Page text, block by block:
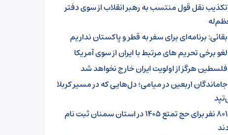
تکذیب نقل قول منتسب به رهبر انقلاب از سوی دفتر
بقائی: برنامه‌ای برای سفر به قطر و پاکستان نداریم
لغو برخی تحریم های مرتبط با ایران از سوی آمریکا
فلسطین هرگز از اولویت ایران خارج نخواهد شد
جاماندگان اربعین در میامی؛ دل‌هایی که در مسیر کربلا
۸۰۱ نفر برای حج تمتع ۱۴۰۵ در استان سمنان ثبت نام